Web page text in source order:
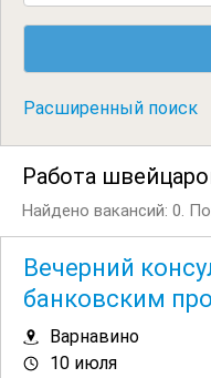
Расширенный поиск
Работа
Найдено вакансий: 0.
Вечерний
банковским
Варнавино
10 июля